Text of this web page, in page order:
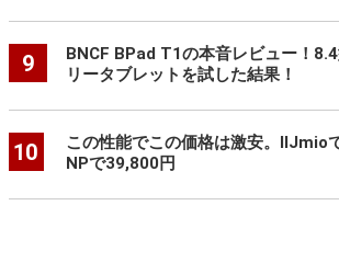
9
BNCF BPad T1の本音レビュー！
リータブレットを試した結果！
10
この性能でこの価格は激安。IIJmio
NPで39,800円